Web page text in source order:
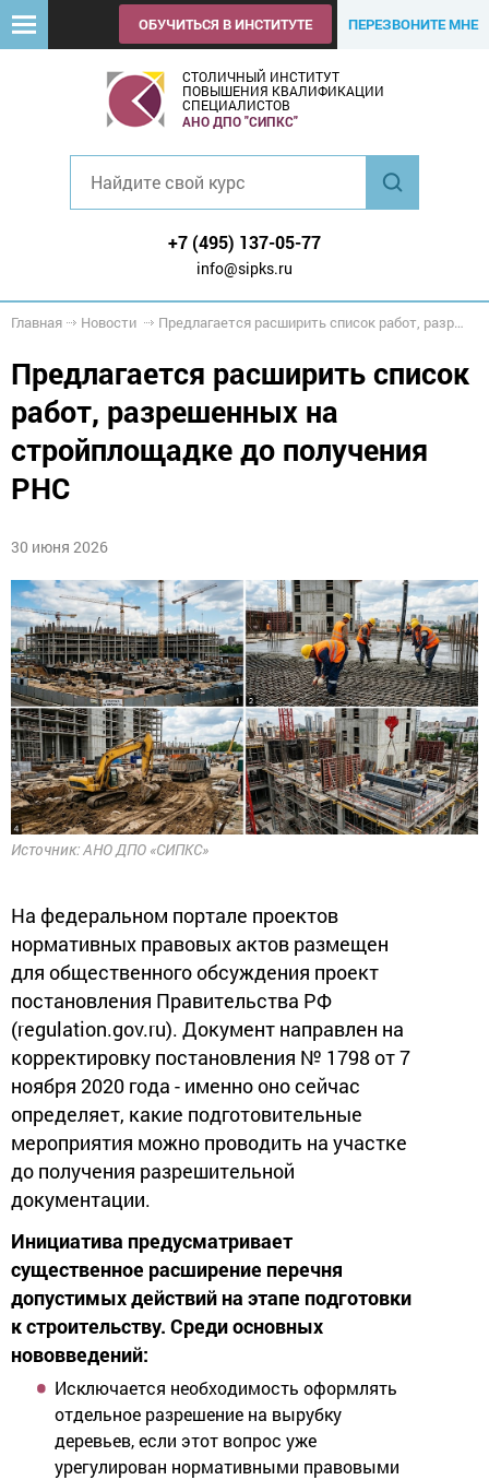
ОБУЧИТЬСЯ В ИНСТИТУТЕ ПЕРЕЗВОНИТЕ МНЕ
СТОЛИЧНЫЙ ИНСТИТУТ
ПОВЫШЕНИЯ КВАЛИФИКАЦИИ
СПЕЦИАЛИСТОВ
АНО ДПО "СИПКС"
+7 (495) 137-05-77
info@sipks.ru
Главная Новости Предлагается расширить список работ, разрешенных на стройплощадке до получения РНС
Предлагается расширить список
работ, разрешенных на
стройплощадке до получения
РНС
30 июня 2026
Источник: АНО ДПО «СИПКС»
На федеральном портале проектов
нормативных правовых актов размещен
для общественного обсуждения проект
постановления Правительства РФ
(regulation.gov.ru). Документ направлен на
корректировку постановления № 1798 от 7
ноября 2020 года - именно оно сейчас
определяет, какие подготовительные
мероприятия можно проводить на участке
до получения разрешительной
документации.
Инициатива предусматривает
существенное расширение перечня
допустимых действий на этапе подготовки
к строительству. Среди основных
нововведений:
Исключается необходимость оформлять
отдельное разрешение на вырубку
деревьев, если этот вопрос уже
урегулирован нормативными правовыми